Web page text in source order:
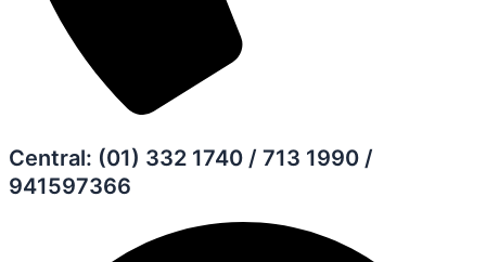
Central: (01) 332 1740 / 713 1990 /
941597366